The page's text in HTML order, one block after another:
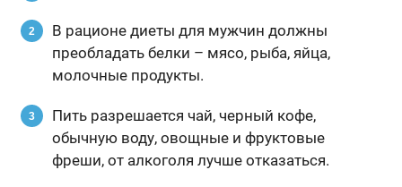
В рационе диеты для мужчин должны
преобладать белки – мясо, рыба, яйца,
молочные продукты.
Пить разрешается чай, черный кофе,
обычную воду, овощные и фруктовые
фреши, от алкоголя лучше отказаться.